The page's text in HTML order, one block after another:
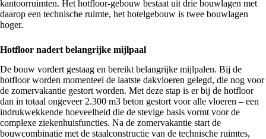
kantoorruimten. Het hotfloor-gebouw bestaat uit drie bouwlagen met
daarop een technische ruimte, het hotelgebouw is twee bouwlagen
hoger.
Hotfloor nadert belangrijke mijlpaal
De bouw vordert gestaag en bereikt belangrijke mijlpalen. Bij de
hotfloor worden momenteel de laatste dakvloeren gelegd, die nog voor
de zomervakantie gestort worden. Met deze stap is er bij de hotfloor
dan in totaal ongeveer 2.300 m3 beton gestort voor alle vloeren – een
indrukwekkende hoeveelheid die de stevige basis vormt voor de
complexe ziekenhuisfuncties. Na de zomervakantie start de
bouwcombinatie met de staalconstructie van de technische ruimtes,